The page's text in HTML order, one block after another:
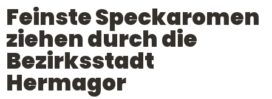
Feinste Speckaromen
ziehen durch die
Bezirksstadt
Hermagor